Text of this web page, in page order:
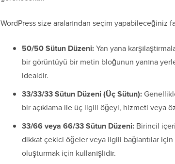
WordPress size aralarından seçim yapabileceğiniz
50/50 Sütun Düzeni:Yan yana
bir görüntüyü bir metin bloğunun yanına
idealdir.
33/33/33 Sütun Düzeni (Üç Sütun):
bir açıklama ile üç ilgili öğeyi, hizmeti veya
33/66 veya 66/33 Sütun Düzeni: Birincil
dikkat çekici öğeler veya ilgili bağlantılar
oluşturmak için kullanışlıdır.